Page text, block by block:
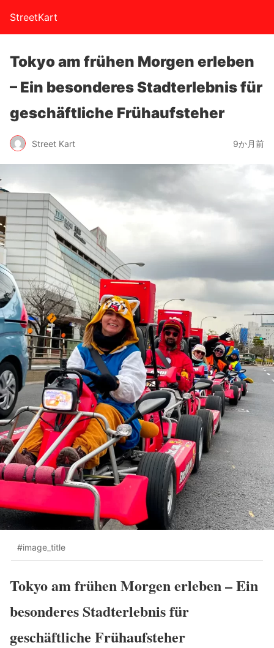
StreetKart
Tokyo am frühen Morgen erleben
– Ein besonderes Stadterlebnis für
geschäftliche Frühaufsteher
Street Kart 9か月前
#image_title
Tokyo am frühen Morgen erleben – Ein
besonderes Stadterlebnis für
geschäftliche Frühaufsteher